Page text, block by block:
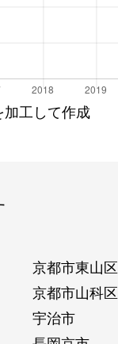
加工して作成
京都市東山区
京都市山科区
宇治市